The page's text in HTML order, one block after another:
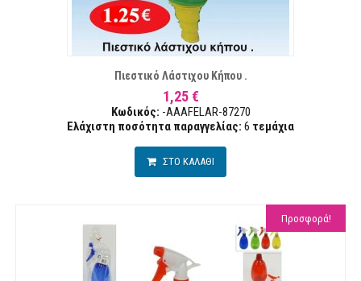
Πιεστικό Λάστιχου Κήπου .
1,25 €
Κωδικός: -AAAFELAR-87270
Ελάχιστη ποσότητα παραγγελίας: 6 τεμάχια
ΣΤΟ ΚΑΛΑΘΙ
Προσφορά!